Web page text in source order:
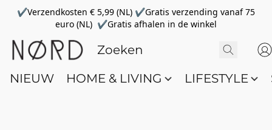
✔Verzendkosten € 5,99 (NL) ✔Gratis verzending vanaf 75
euro (NL) ✔Gratis afhalen in de winkel
NIEUW HOME & LIVING LIFESTYLE